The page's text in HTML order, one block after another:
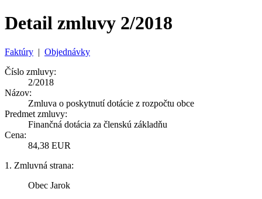
Detail zmluvy 2/2018
Faktúry | Objednávky
Číslo zmluvy:
2/2018
Názov:
Zmluva o poskytnutí dotácie z rozpočtu obce
Predmet zmluvy:
Finančná dotácia za členskú základňu
Cena:
84,38 EUR
1. Zmluvná strana:
Obec Jarok